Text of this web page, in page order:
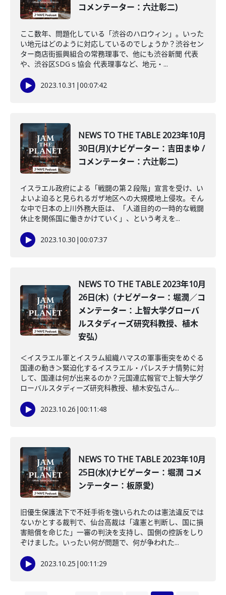
コメンテーター：六辻彰二)
ここ数年、問題化している「渋谷のハロウィン」。いった
い地元はどのように対応しているのでしょうか？渋谷セン
ター商店街振興組合の常務理事で、他にも渋谷新聞 代表
や、渋谷区SDGｓ協会 代表理事など、地元・...
2023.10.31 |00:07:42
NEWS TO THE TABLE 2023年10月
30日(月)(ナビゲーター：吉田まゆ /
コメンテーター：六辻彰二)
イスラエル政府による「戦闘の第２段階」宣言を受け、い
よいよ迫ると見られるガザ地区への大規模地上侵攻。そん
な中で日本の上川外務大臣は、「人道目的の一時的な戦闘
休止を関係国に働きかけていく」、という考えを...
2023.10.30 |00:07:37
NEWS TO THE TABLE 2023年10月
26日(木)（ナビゲーター：堀潤／コ
メンテーター：上智大学グローバ
ルスタディーズ研究科教授、植木
安弘）
＜イスラエル軍とイスラム組織ハマスの軍事衝突をめぐる
国連の動き＞緊迫化するイスラエル・パレスチナ情勢に対
して、国連は何が出来るのか？元国連広報官で上智大学グ
ローバルスタディーズ研究科教授、植木安弘さん...
2023.10.26 |00:11:48
NEWS TO THE TABLE 2023年10月
25日(水)(ナビゲーター：堀潤 コメ
ンテーター：板原愛)
旧優生保護法下で不妊手術を強いられたのは憲法違反では
ないかとする裁判で、仙台高裁は「違憲と判断し、国に損
害賠償を命じた」一審の判決を支持し、国側の控訴をしり
ぞけました。いったい何が問題で、何が争われた...
2023.10.25 |00:11:29